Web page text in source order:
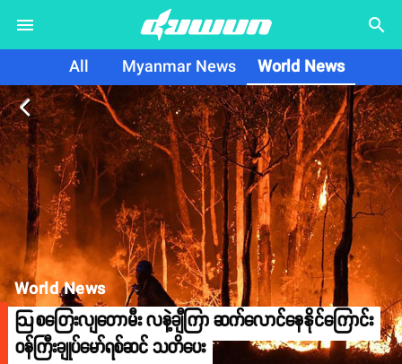
search
All Myanmar News World News
arrow_back_ios
World News
ဩစတြေးလျတောမီး လနဲ့ချီကြာ ဆက်လောင်နေနိုင်ကြောင်း
ဝန်ကြီးချုပ်မော်ရစ်ဆင် သတိပေး